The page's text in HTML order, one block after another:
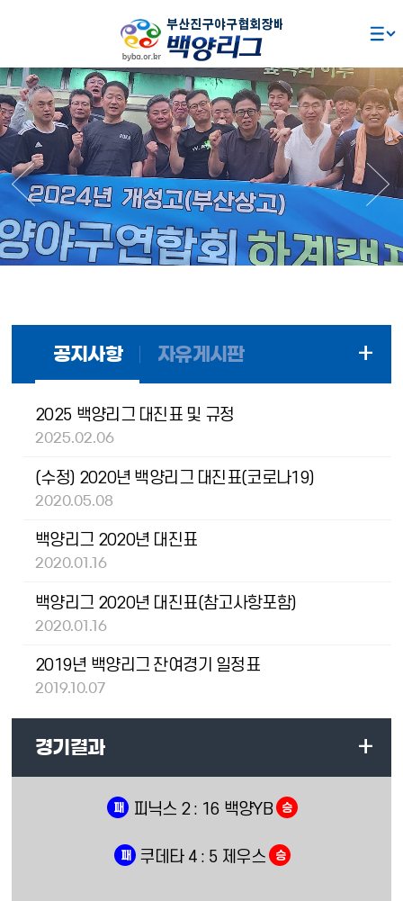
공지사항 자유게시판 +
2025 백양리그 대진표 및 규정
2025.02.06
(수정) 2020년 백양리그 대진표(코로나19)
2020.05.08
백양리그 2020년 대진표
2020.01.16
백양리그 2020년 대진표(참고사항포함)
2020.01.16
2019년 백양리그 잔여경기 일정표
2019.10.07
경기결과 +
패 피닉스 2 : 16 백양YB 승
패 쿠데타 4 : 5 제우스 승